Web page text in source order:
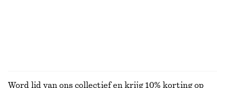
Word lid van ons collectief en krijg 10% korting op